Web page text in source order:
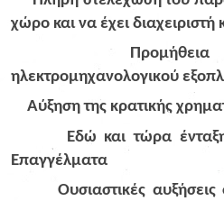
χώρο και να έχει
Προμήθεια
ηλεκτρομηχανολογικού
Αύξηση της κρατικής
Εδώ και τώρα
Επαγγέλματα
Ουσιαστικές